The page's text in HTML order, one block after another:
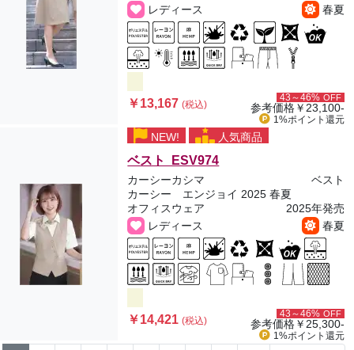
レディース
春夏
￥13,167(税込)
43～46% OFF
参考価格￥23,100-
1%ポイント 還元
NEW! 人気商品
ベスト ESV974
カーシーカシマ
ベスト
カーシー エンジョイ 2025 春夏
オフィスウェア
2025年発売
レディース
春夏
￥14,421(税込)
43～46% OFF
参考価格￥25,300-
1%ポイント 還元